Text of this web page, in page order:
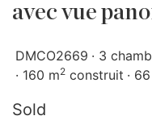
avec vue
DMCO2669 3
160 m2 construit
Sold